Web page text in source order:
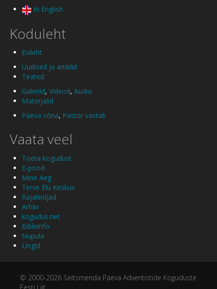
In English
Koduleht
Esileht
Uudised ja artiklid
Teated
Galeriid, Videod, Audio
Materjalid
Päeva sõna, Pastor vastab
Vaata veel
Toeta kogudust
E-pood
Meie Aeg
Terve Elu Keskus
Rajaleidjad
Arhiiv
kogudus.net
Bibleinfo
Nupula
Lingid
© 2000-2026 Seitsmenda Päeva Adventistide Koguduste